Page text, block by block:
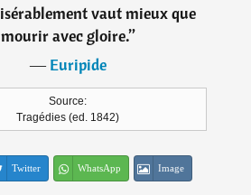
vaut mieux que
mourir avec gloire.”
―Euripide
Source:
Tragédies (ed. 1842)
Twitter WhatsApp Image